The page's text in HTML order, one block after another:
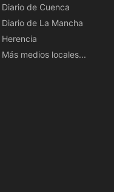
Diario de Cuenca
Diario de La Mancha
Herencia
Más medios locales...